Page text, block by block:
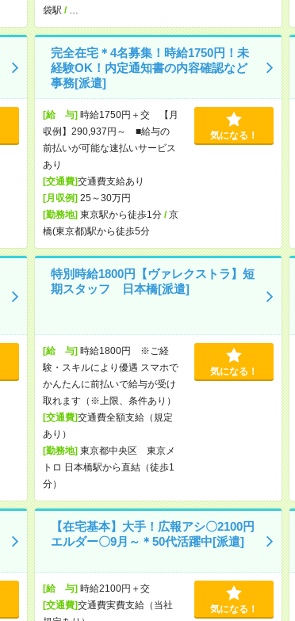
袋駅 /
完全在宅＊4名募集！時給1750円！未
経験OK！内定通知書の内容確認など
事務[派遣]
[給 与]時給1750円＋交 【月
収例】290,937円～ ■給与の
前払いが可能な速払いサービス
あり
[交通費]交通費支給あり
[月収例]25～30万円
[勤務地]東京駅から徒歩1分/京
橋(東京都)駅から徒歩5分
気になる！
特別時給1800円【ヴァレクストラ】短
期スタッフ 日本橋[派遣]
[給 与]時給1800円 ※ご経
験・スキルにより優遇 スマホで
かんたんに前払いで給与が受け
取れます（※上限、条件あり）
[交通費]交通費全額支給（規定
あり）
[勤務地]東京都中央区 東京メ
トロ 日本橋駅から直結（徒歩1
分）
気になる！
【在宅基本】大手！広報アシ〇2100円
エルダー〇9月～＊50代活躍中[派遣]
[給 与]時給2100円＋交
[交通費]交通費実費支給（当社
気になる！